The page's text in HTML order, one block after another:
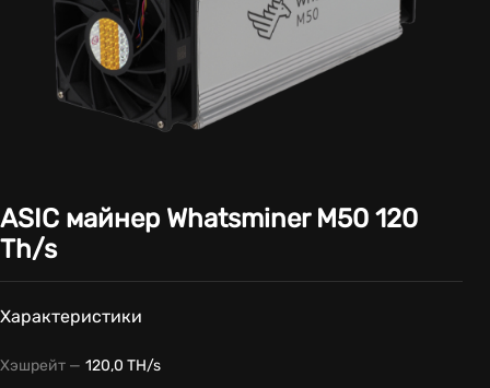
ASIC майнер Whatsminer M50 120
Th/s
Характеристики
Хэшрейт — 120,0 TH/s